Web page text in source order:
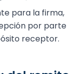
por parte
receptor.